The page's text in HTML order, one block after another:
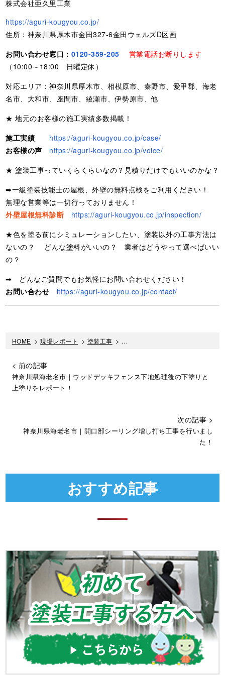
株式会社亜久里工業
https://aguri-kougyou.co.jp/
住所：神奈川県厚木市金田327-6金田ウェルズD区画
お問い合わせ窓口： 0120-359-205
営業電話お断りします
（10:00～18:00 日曜定休）
対応エリア：神奈川県厚木市、相模原市、秦野市、愛甲郡、海老
名市、大和市、座間市、綾瀬市、伊勢原市、他
★ 地元のお客様の施工実績多数掲載！
施工実績
https://aguri-kougyou.co.jp/case/
お客様の声
https://aguri-kougyou.co.jp/voice/
★ 塗装工事っていくらくらいなの？見積りだけでもいいのかな？
➡一級塗装技能士の屋根、外壁の無料点検をご利用ください！
無理な営業等は一切行っておりません！
外壁屋根無料診断
https://aguri-kougyou.co.jp/inspection/
★色を塗る前にシミュレーションしたい、塗装以外の工事方法は
ないの？ どんな塗料がいいの？ 業者はどうやって選べばいい
の？
➡ どんなご質問でもお気軽にお問い合わせください！
お問い合わせ
https://aguri-kougyou.co.jp/contact/
HOME >現場レポート > 塗装工事 > 外壁塗装工事で大事な高圧洗浄作業
< 前の記事
神奈川県海老名市｜ウッドデッキフェンス下地処理後の下塗りと
上塗りをレポート！
次の記事 >
神奈川県海老名市｜開口部シーリング増し打ち工事を行いまし
た！
おすすめ記事